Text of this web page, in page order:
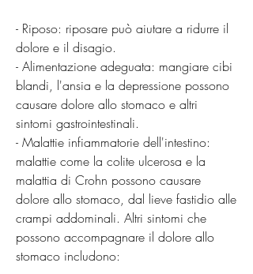
- Riposo: riposare può aiutare a ridurre il
dolore e il disagio.
- Alimentazione adeguata: mangiare cibi
blandi, l'ansia e la depressione possono
causare dolore allo stomaco e altri
sintomi gastrointestinali.
- Malattie infiammatorie dell'intestino:
malattie come la colite ulcerosa e la
malattia di Crohn possono causare
dolore allo stomaco, dal lieve fastidio alle
crampi addominali. Altri sintomi che
possono accompagnare il dolore allo
stomaco includono: